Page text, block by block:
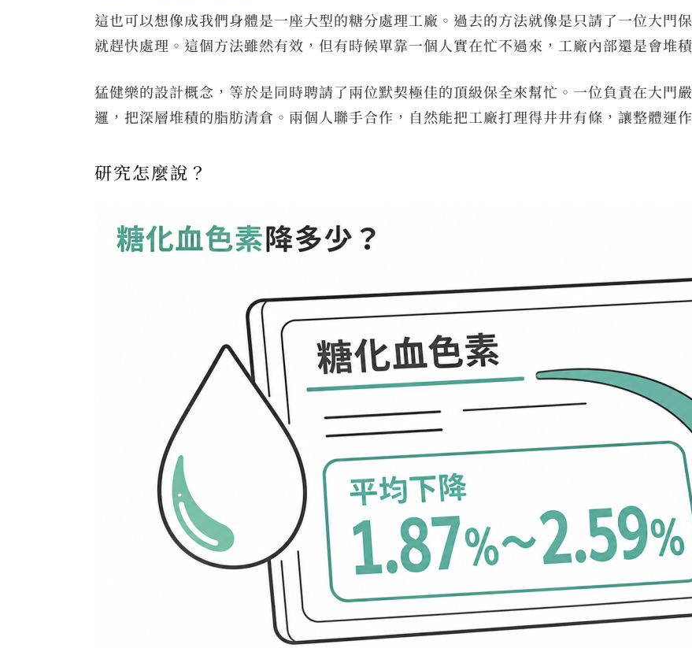
這也可以想像成我們身體是一座大型的糖分處理工廠。過去的方法就像是只請了一位大門
就趕快處理。這個方法雖然有效，但有時候單靠一個人實在忙不過來，工廠內部還是會堆
猛健樂的設計概念，等於是同時聘請了兩位默契極佳的頂級保全來幫忙。一位負責在大門
邏，把深層堆積的脂肪清倉。兩個人聯手合作，自然能把工廠打理得井井有條，讓整體運
研究怎麼說？